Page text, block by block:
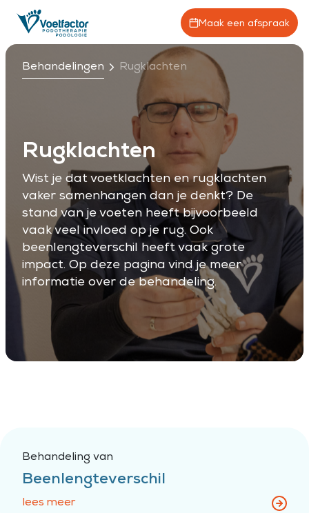
Maak een afspraak
Behandelingen Rugklachten
Rugklachten
Wist je dat voetklachten en rugklachten
vaker samenhangen dan je denkt? De
stand van je voeten heeft bijvoorbeeld
vaak veel invloed op je rug. Ook
beenlengteverschil heeft vaak grote
impact. Op deze pagina vind je meer
informatie over de behandeling.
Behandeling van
Beenlengteverschil
lees meer